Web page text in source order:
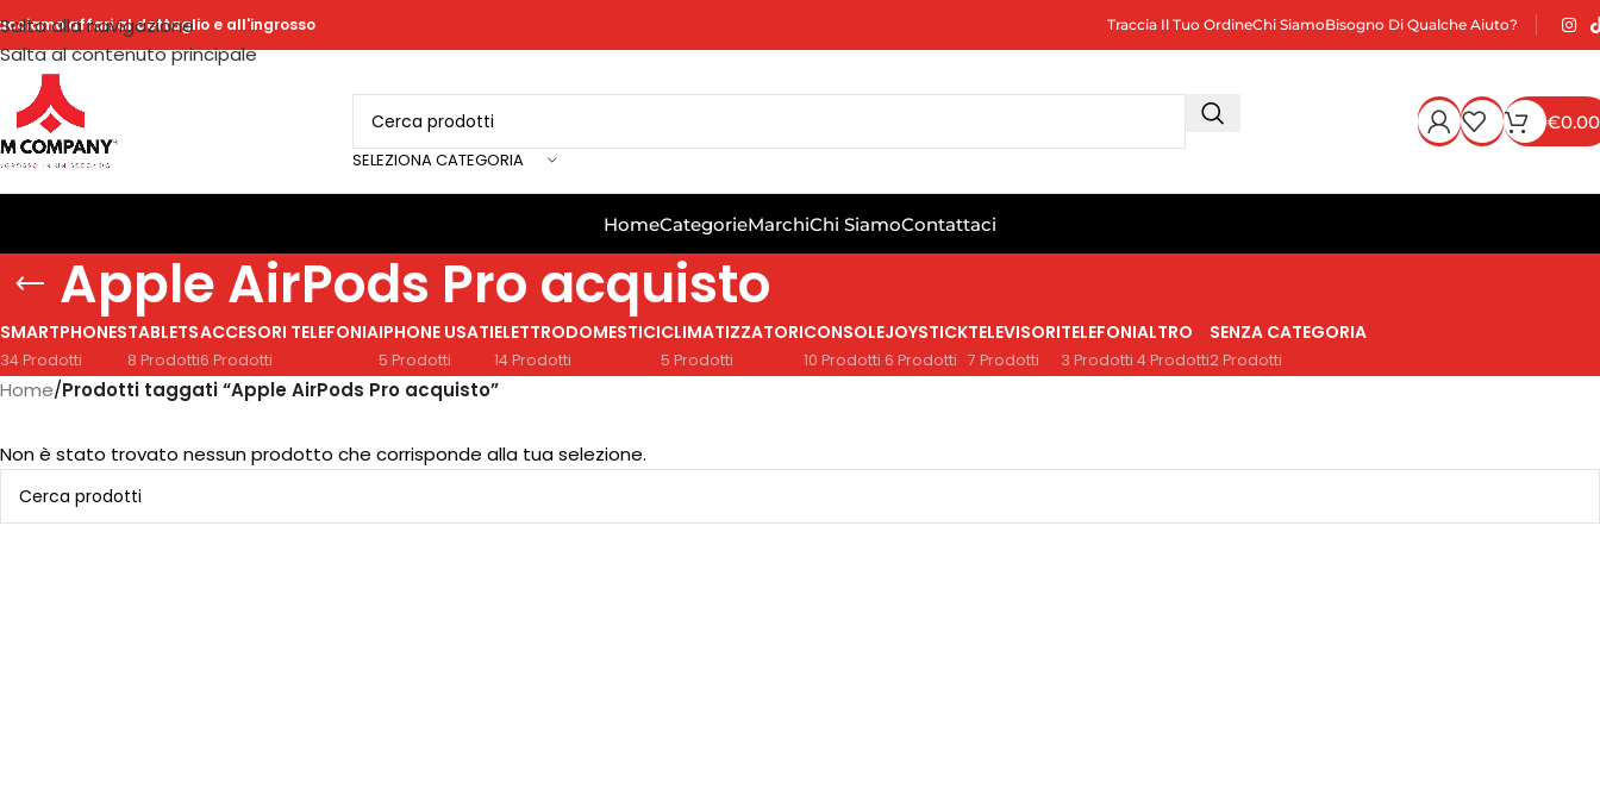
Salta alla navigazione
Salta al contenuto principale
affari al dettaglio e all'ingrosso Traccia Il Tuo OrdineChi SiamoBisogno Di Qualche Aiuto?
SELEZIONA CATEGORIA
€0.00
HomeCategorieMarchiChi SiamoContattaci
Apple AirPods Pro acquisto
SMARTPHONES
34 Prodotti
TABLETS
8 Prodotti
ACCESORI TELEFONIA
6 Prodotti
IPHONE USATI
5 Prodotti
ELETTRODOMESTICI
14 Prodotti
CLIMATIZZATORI
5 Prodotti
CONSOLE
10 Prodotti
JOYSTICK
6 Prodotti
TELEVISORI
7 Prodotti
TELEFONI
3 Prodotti
ALTRO
4 Prodotti
SENZA CATEGORIA
2 Prodotti
Home/Prodotti taggati “Apple AirPods Pro acquisto”
Non è stato trovato nessun prodotto che corrisponde alla tua selezione.